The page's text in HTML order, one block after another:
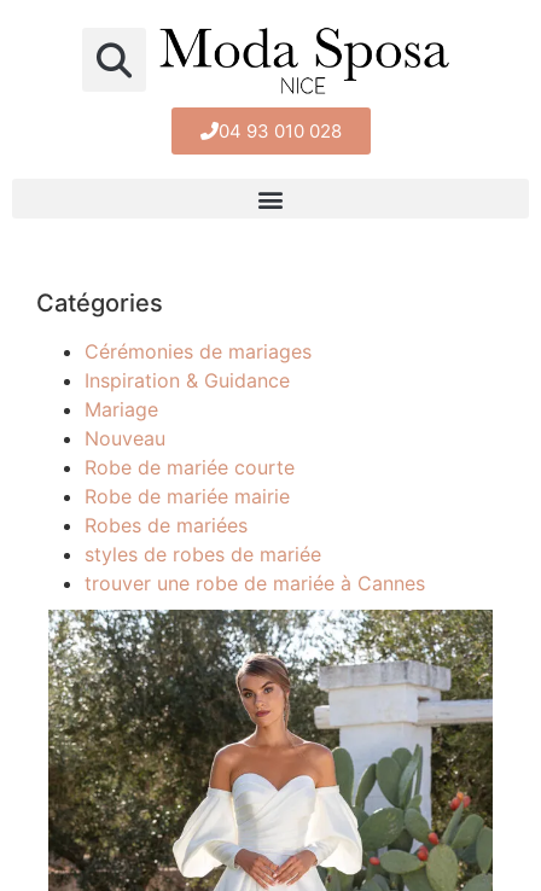
04 93 010 028
Catégories
Cérémonies de mariages
Inspiration & Guidance
Mariage
Nouveau
Robe de mariée courte
Robe de mariée mairie
Robes de mariées
styles de robes de mariée
trouver une robe de mariée à Cannes